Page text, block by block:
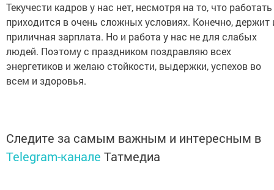
Текучести кадров у нас нет, несмотря на то, что работать
приходится в очень сложных условиях. Конечно, держит
приличная зарплата. Но и работа у нас не для слабых
людей. Поэтому с праздником поздравляю всех
энергетиков и желаю стойкости, выдержки, успехов во
всем и здоровья.
Следите за самым важным и интересным в
Telegram-канале Татмедиа